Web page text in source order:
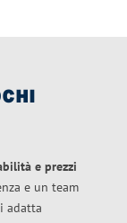
e prezzi
e un team
adatta